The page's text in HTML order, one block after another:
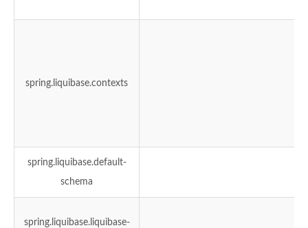
spring.liquibase.contexts
spring.liquibase.default-
schema
spring.liquibase.liquibase-